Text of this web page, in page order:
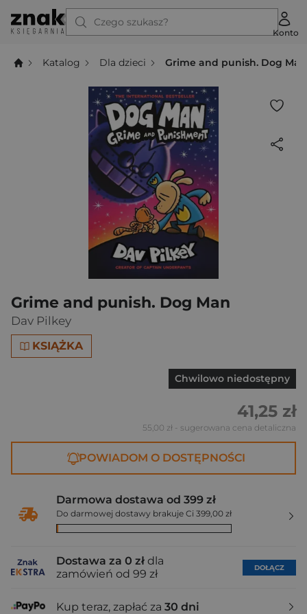
Czego szukasz?
Konto
Katalog Dla dzieci Grime and punish. Dog Man
Grime and punish. Dog Man
Dav Pilkey
KSIĄŻKA
Chwilowo niedostępny
41,25 zł
55,00 zł - sugerowana cena detaliczna
POWIADOM O DOSTĘPNOŚCI
Darmowa dostawa od 399 zł
Do darmowej dostawy brakuje Ci 399,00 zł
Dostawa za 0 zł dla
zamówień od 99 zł
DOŁĄCZ
Kup teraz, zapłać za 30 dni